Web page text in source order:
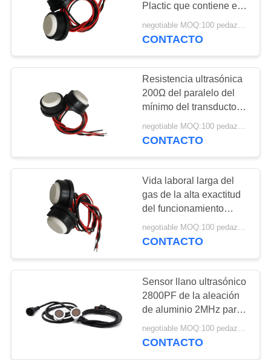
CITA
MAPA
PRIVACY
POLICY
Sensor llano
ultrasónico
28
Polvo de PZT
Anillo piezoeléctrico
27
Plactic que contiene el
sensor ultrasónico del
gas
CONTACTO
Resistencia ultrasónica
200Ω del paralelo del
mínimo del transductor
del gas de la alta
sensibilidad
negotiable MOQ:100 pedazos/pedazos
CONTACTO
Vida laboral larga del
gas de la alta exactitud
del funcionamiento
estable ultrasónico del
transductor
negotiable MOQ:100 pedazos/pedazos
CONTACTO
Sensor llano ultrasónico
2800PF de la aleación
de aluminio 2MHz para
el depósito de gasolina
negotiable MOQ:100 pedazos/pedazos
CONTACTO